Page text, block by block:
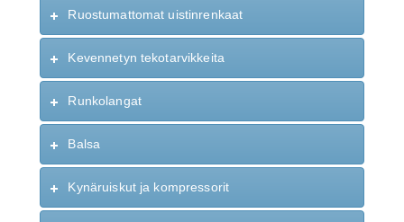
Ruostumattomat uistinrenkaat
Kevennetyn tekotarvikkeita
Runkolangat
Balsa
Kynäruiskut ja kompressorit